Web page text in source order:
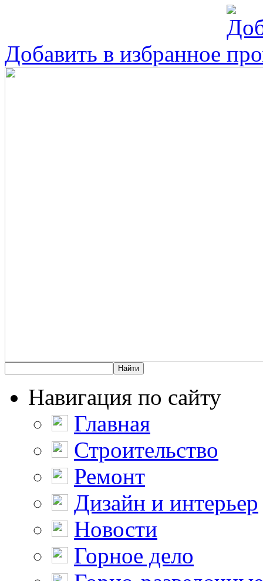
Добавить в избранное
Навигация по сайту
Главная
Строительство
Ремонт
Дизайн и интерьер
Новости
Горное дело